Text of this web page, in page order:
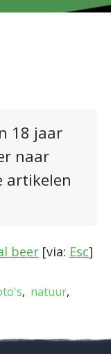
18 jaar
naar
artikelen
beer [via: Esc]
natuur